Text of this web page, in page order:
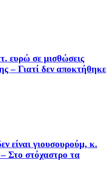
ευρώ σε μισθώσεις
– Γιατί δεν αποκτήθηκε
είναι γιουσουρούμ, κ.
Στο στόχαστρο τα